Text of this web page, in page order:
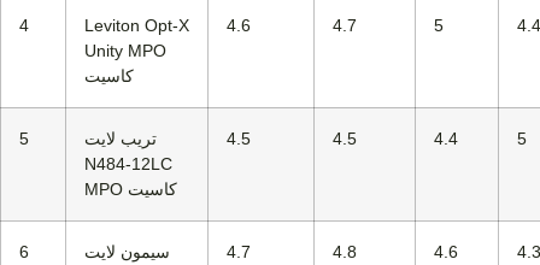
4
Leviton Opt-X
Unity MPO
كاسيت
4.6 4.7 5 4.4
5
تريب لايت
N484-12LC
MPO كاسيت
4.5 4.5 4.4 5
6
سيمون لايت
4.7 4.8 4.6 4.3